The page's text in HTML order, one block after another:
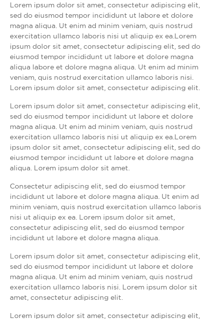
Lorem ipsum dolor sit amet, consectetur adipiscing elit,
sed do eiusmod tempor incididunt ut labore et dolore
magna aliqua. Ut enim ad minim veniam, quis nostrud
exercitation ullamco laboris nisi ut aliquip ex ea.Lorem
ipsum dolor sit amet, consectetur adipiscing elit, sed do
eiusmod tempor incididunt ut labore et dolore magna
aliqua labore et dolore magna aliqua. Ut enim ad minim
veniam, quis nostrud exercitation ullamco laboris nisi.
Lorem ipsum dolor sit amet, consectetur adipiscing elit.
Lorem ipsum dolor sit amet, consectetur adipiscing elit,
sed do eiusmod tempor incididunt ut labore et dolore
magna aliqua. Ut enim ad minim veniam, quis nostrud
exercitation ullamco laboris nisi ut aliquip ex ea.Lorem
ipsum dolor sit amet, consectetur adipiscing elit, sed do
eiusmod tempor incididunt ut labore et dolore magna
aliqua. Lorem ipsum dolor sit amet.
Consectetur adipiscing elit, sed do eiusmod tempor
incididunt ut labore et dolore magna aliqua. Ut enim ad
minim veniam, quis nostrud exercitation ullamco laboris
nisi ut aliquip ex ea. Lorem ipsum dolor sit amet,
consectetur adipiscing elit, sed do eiusmod tempor
incididunt ut labore et dolore magna aliqua.
Lorem ipsum dolor sit amet, consectetur adipiscing elit,
sed do eiusmod tempor incididunt ut labore et dolore
magna aliqua. Ut enim ad minim veniam, quis nostrud
exercitation ullamco laboris nisi. Lorem ipsum dolor sit
amet, consectetur adipiscing elit.
Lorem ipsum dolor sit amet, consectetur adipiscing elit,